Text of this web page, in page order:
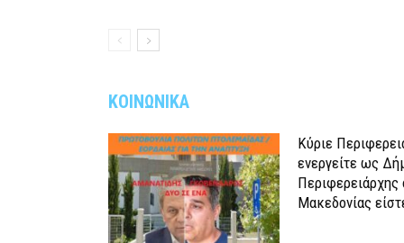
ΚΟΙΝΩΝΙΚΑ
Κύριε
ενεργείτε ως
Περιφερειάρχης
Μακεδονίας